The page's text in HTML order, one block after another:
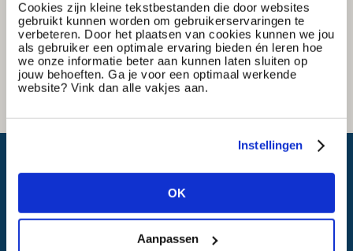
Cookies zijn kleine tekstbestanden die door websites
gebruikt kunnen worden om gebruikerservaringen te
verbeteren. Door het plaatsen van cookies kunnen we jou
als gebruiker een optimale ervaring bieden én leren hoe
we onze informatie beter aan kunnen laten sluiten op
jouw behoeften. Ga je voor een optimaal werkende
website? Vink dan alle vakjes aan.
Instellingen
OK
Aanpassen